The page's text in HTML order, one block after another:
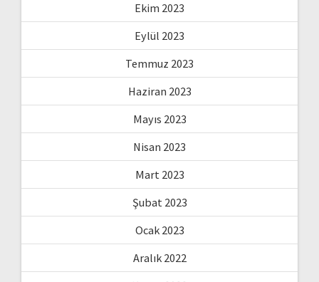
Ekim 2023
Eylül 2023
Temmuz 2023
Haziran 2023
Mayıs 2023
Nisan 2023
Mart 2023
Şubat 2023
Ocak 2023
Aralık 2022